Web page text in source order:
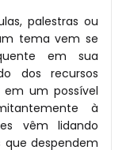
palestras ou
tema vem se
em sua
dos recursos
em um possível
à
vêm lidando
despendem